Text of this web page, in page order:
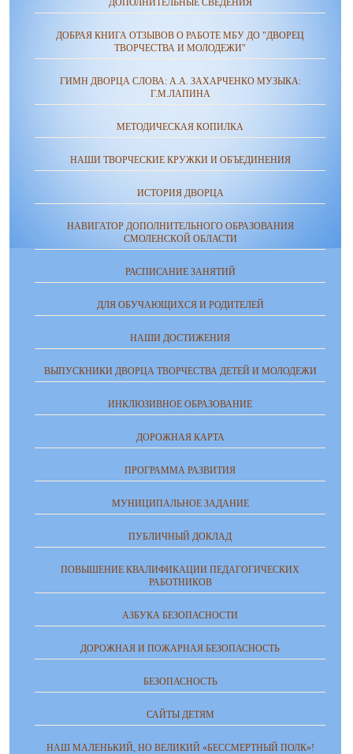
ДОПОЛНИТЕЛЬНЫЕ СВЕДЕНИЯ
ДОБРАЯ КНИГА ОТЗЫВОВ О РАБОТЕ МБУ ДО "ДВОРЕЦ
ТВОРЧЕСТВА И МОЛОДЕЖИ"
ГИМН ДВОРЦА СЛОВА: А.А. ЗАХАРЧЕНКО МУЗЫКА:
Г.М.ЛАПИНА
МЕТОДИЧЕСКАЯ КОПИЛКА
НАШИ ТВОРЧЕСКИЕ КРУЖКИ И ОБЪЕДИНЕНИЯ
ИСТОРИЯ ДВОРЦА
НАВИГАТОР ДОПОЛНИТЕЛЬНОГО ОБРАЗОВАНИЯ
СМОЛЕНСКОЙ ОБЛАСТИ
РАСПИСАНИЕ ЗАНЯТИЙ
ДЛЯ ОБУЧАЮЩИХСЯ И РОДИТЕЛЕЙ
НАШИ ДОСТИЖЕНИЯ
ВЫПУСКНИКИ ДВОРЦА ТВОРЧЕСТВА ДЕТЕЙ И МОЛОДЕЖИ
ИНКЛЮЗИВНОЕ ОБРАЗОВАНИЕ
ДОРОЖНАЯ КАРТА
ПРОГРАММА РАЗВИТИЯ
МУНИЦИПАЛЬНОЕ ЗАДАНИЕ
ПУБЛИЧНЫЙ ДОКЛАД
ПОВЫШЕНИЕ КВАЛИФИКАЦИИ ПЕДАГОГИЧЕСКИХ
РАБОТНИКОВ
АЗБУКА БЕЗОПАСНОСТИ
ДОРОЖНАЯ И ПОЖАРНАЯ БЕЗОПАСНОСТЬ
БЕЗОПАСНОСТЬ
САЙТЫ ДЕТЯМ
НАШ МАЛЕНЬКИЙ, НО ВЕЛИКИЙ «БЕССМЕРТНЫЙ ПОЛК»!